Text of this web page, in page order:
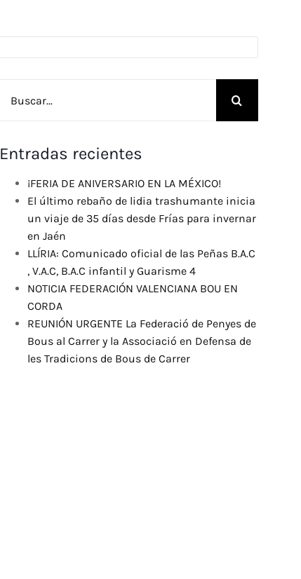
Entradas recientes
¡FERIA DE ANIVERSARIO EN LA MÉXICO!
El último rebaño de lidia trashumante inicia
un viaje de 35 días desde Frías para invernar
en Jaén
LLÍRIA: Comunicado oficial de las Peñas B.A.C
, V.A.C, B.A.C infantil y Guarisme 4
NOTICIA FEDERACIÓN VALENCIANA BOU EN
CORDA
REUNIÓN URGENTE La Federació de Penyes de
Bous al Carrer y la Associació en Defensa de
les Tradicions de Bous de Carrer